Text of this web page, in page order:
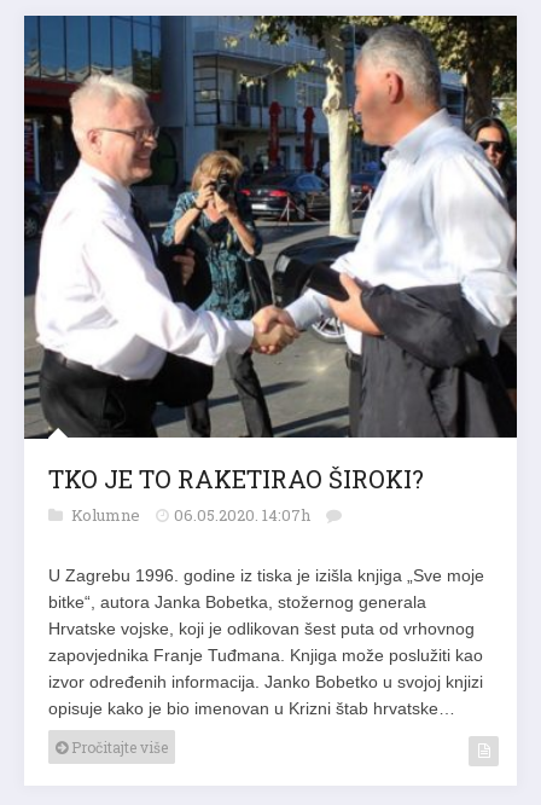
TKO JE TO RAKETIRAO ŠIROKI?
Kolumne 06.05.2020. 14:07h
U Zagrebu 1996. godine iz tiska je izišla knjiga „Sve moje
bitke“, autora Janka Bobetka, stožernog generala
Hrvatske vojske, koji je odlikovan šest puta od vrhovnog
zapovjednika Franje Tuđmana. Knjiga može poslužiti kao
izvor određenih informacija. Janko Bobetko u svojoj knjizi
opisuje kako je bio imenovan u Krizni štab hrvatske…
Pročitajte više